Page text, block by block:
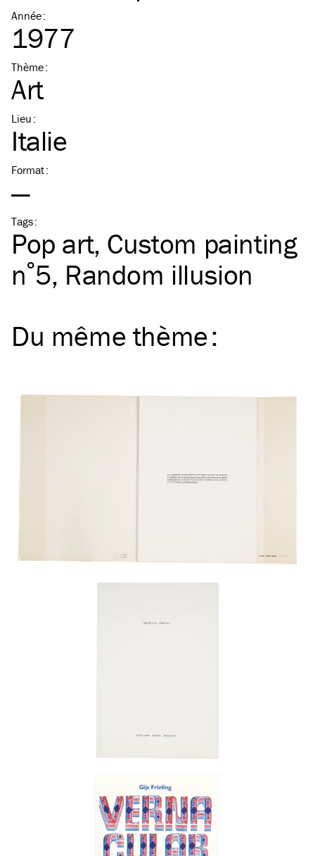
Année:
1977
Thème:
Art
Lieu :
Italie
Format:
—
Tags:
Pop art Custom painting
n˚5 Random illusion
Du même thème: